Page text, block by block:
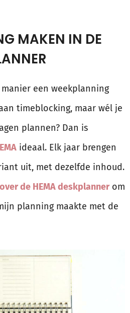
MAKEN IN DE
een weekplanning
timeblocking, maar wél je
plannen? Dan is
ideaal. Elk jaar brengen
uit, met dezelfde inhoud.
de HEMA deskplanner om
planning maakte met de